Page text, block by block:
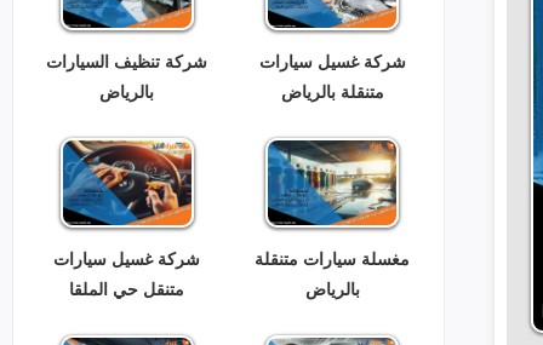
شركة غسيل سيارات
متنقلة بالرياض
شركة تنظيف السيارات
بالرياض
مغسلة سيارات متنقلة
بالرياض
شركة غسيل سيارات
متنقل حي الملقا